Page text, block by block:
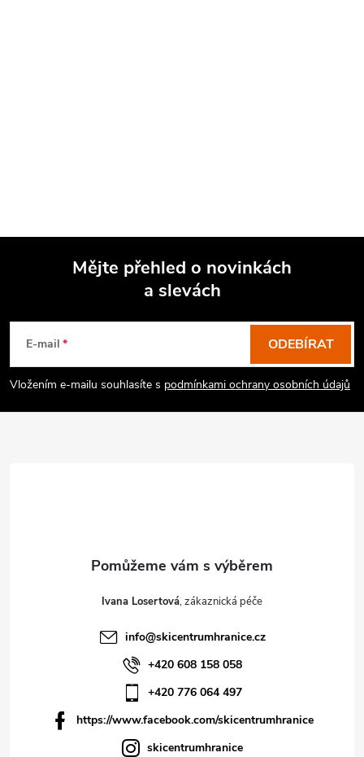
Mějte přehled o novinkách
a slevách
E-mail
Vložením e-mailu souhlasíte s podmínkami ochrany osobních údajů
ODEBÍRAT
Ivana Losertová
info@skicentrumhranice.cz
+420 608 158 058
+420 776 064 497
https://www.facebook.com/skicentrumhranice
skicentrumhranice